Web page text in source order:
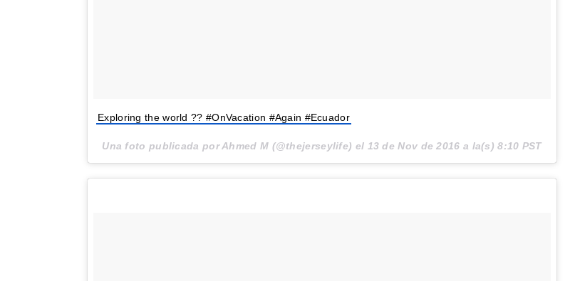
Exploring the world ?? #OnVacation #Again #Ecuador
Una foto publicada por Ahmed M (@thejerseylife) el 13 de Nov de 2016 a la(s) 8:10 PST